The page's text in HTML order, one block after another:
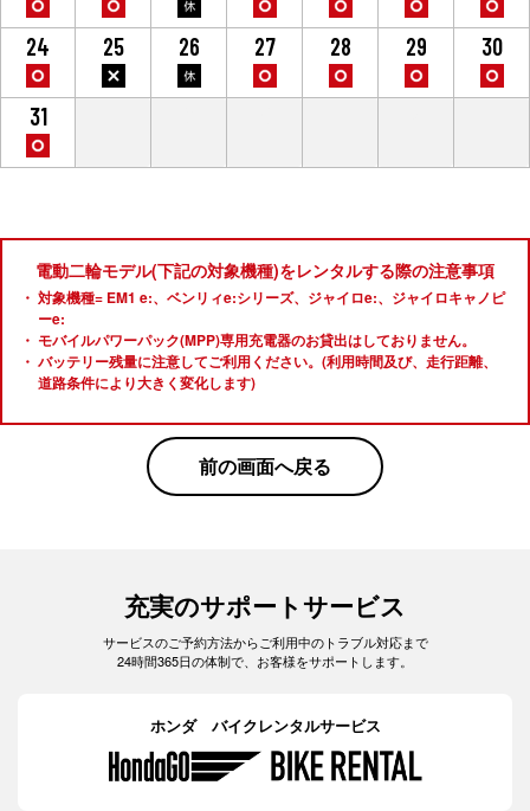
24 25 26 27 28 29 30
31
電動二輪モデル(下記の対象機種)をレンタルする際の注意事項
対象機種= EM1 e:、ベンリィe:シリーズ、ジャイロe:、ジャイロキャノピ
ーe:
モバイルパワーパック(MPP)専用充電器のお貸出はしておりません。
バッテリー残量に注意してご利用ください。(利用時間及び、走行距離、
道路条件により大きく変化します)
前の画面へ戻る
充実のサポートサービス
サービスのご予約方法からご利用中のトラブル対応まで
24時間365日の体制で、お客様をサポートします。
ホンダ バイクレンタルサービス